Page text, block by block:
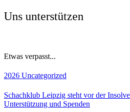
Uns unterstützen
Etwas verpasst...
2026 Uncategorized
Schachklub Leipzig steht vor der
Unterstützung und Spenden